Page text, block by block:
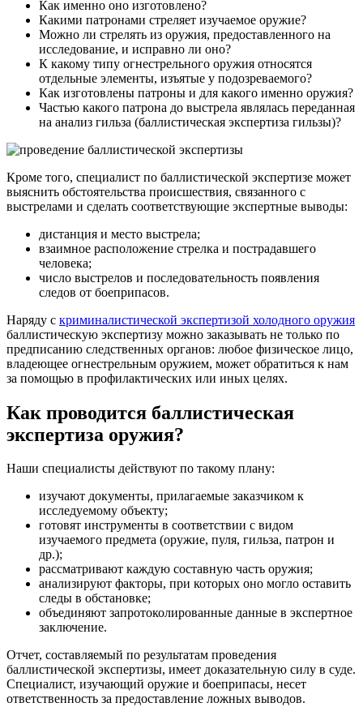
Как именно оно изготовлено?
Какими патронами стреляет изучаемое оружие?
Можно ли стрелять из оружия, предоставленного на
исследование, и исправно ли оно?
К какому типу огнестрельного оружия относятся
отдельные элементы, изъятые у подозреваемого?
Как изготовлены патроны и для какого именно оружия?
Частью какого патрона до выстрела являлась переданная
на анализ гильза (баллистическая экспертиза гильзы)?
Кроме того, специалист по баллистической экспертизе может
выяснить обстоятельства происшествия, связанного с
выстрелами и сделать соответствующие экспертные выводы:
дистанция и место выстрела;
взаимное расположение стрелка и пострадавшего
человека;
число выстрелов и последовательность появления
следов от боеприпасов.
Наряду с криминалистической экспертизой холодного оружия
баллистическую экспертизу можно заказывать не только по
предписанию следственных органов: любое физическое лицо,
владеющее огнестрельным оружием, может обратиться к нам
за помощью в профилактических или иных целях.
Как проводится баллистическая
экспертиза оружия?
Наши специалисты действуют по такому плану:
изучают документы, прилагаемые заказчиком к
исследуемому объекту;
готовят инструменты в соответствии с видом
изучаемого предмета (оружие, пуля, гильза, патрон и
др.);
рассматривают каждую составную часть оружия;
анализируют факторы, при которых оно могло оставить
следы в обстановке;
объединяют запротоколированные данные в экспертное
заключение.
Отчет, составляемый по результатам проведения
баллистической экспертизы, имеет доказательную силу в суде.
Специалист, изучающий оружие и боеприпасы, несет
ответственность за предоставление ложных выводов.